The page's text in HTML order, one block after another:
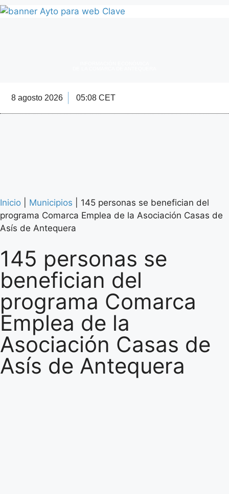
8 agosto 2026 05:08 CET
Inicio Municipios
145 personas se benefician del
programa Comarca Emplea de la Asociación Casas de
Asís de Antequera
145 personas se
benefician del
programa Comarca
Emplea de la
Asociación Casas de
Asís de Antequera